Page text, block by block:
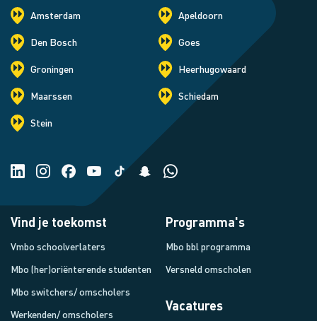
Amsterdam Apeldoorn
Den Bosch Goes
Groningen Heerhugowaard
Maarssen Schiedam
Stein
Vind je toekomst
Vmbo schoolverlaters
Mbo (her)oriënterende studenten
Mbo switchers/ omscholers
Werkenden/ omscholers
Programma's
Mbo bbl programma
Versneld omscholen
Vacatures